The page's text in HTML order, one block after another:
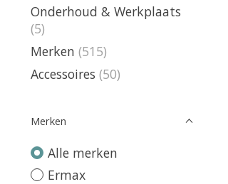
Onderhoud & Werkplaats
(5)
Merken (515)
Accessoires (50)
Merken
Alle merken
Ermax